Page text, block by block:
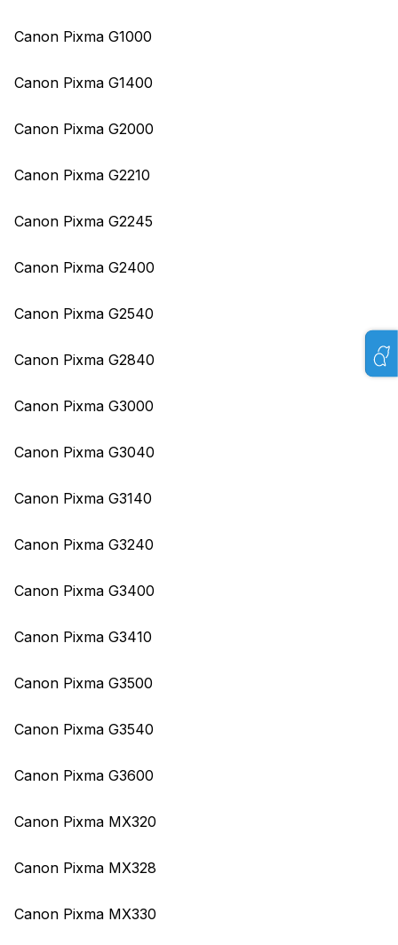
Canon Pixma G1000
Canon Pixma G1400
Canon Pixma G2000
Canon Pixma G2210
Canon Pixma G2245
Canon Pixma G2400
Canon Pixma G2540
Canon Pixma G2840
Canon Pixma G3000
Canon Pixma G3040
Canon Pixma G3140
Canon Pixma G3240
Canon Pixma G3400
Canon Pixma G3410
Canon Pixma G3500
Canon Pixma G3540
Canon Pixma G3600
Canon Pixma MX320
Canon Pixma MX328
Canon Pixma MX330